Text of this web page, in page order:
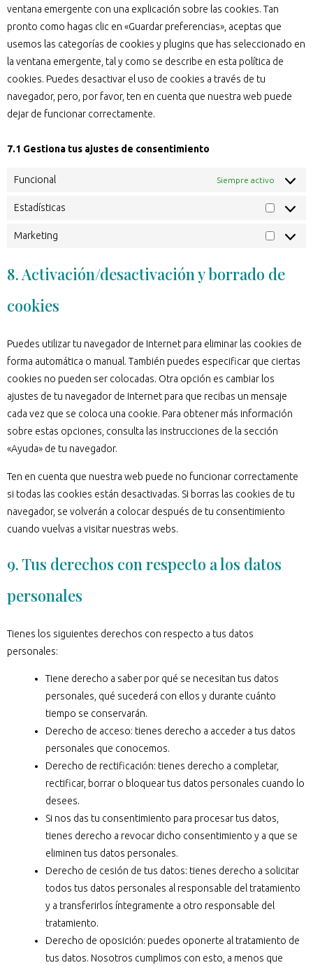
ventana emergente con una explicación sobre las cookies. Tan
pronto como hagas clic en «Guardar preferencias», aceptas que
usemos las categorías de cookies y plugins que has seleccionado en
la ventana emergente, tal y como se describe en esta política de
cookies. Puedes desactivar el uso de cookies a través de tu
navegador, pero, por favor, ten en cuenta que nuestra web puede
dejar de funcionar correctamente.
7.1 Gestiona tus ajustes de consentimiento
Funcional Siempre activo
Estadísticas
Marketing
8. Activación/desactivación y borrado de
cookies
Puedes utilizar tu navegador de Internet para eliminar las cookies de
forma automática o manual. También puedes especificar que ciertas
cookies no pueden ser colocadas. Otra opción es cambiar los
ajustes de tu navegador de Internet para que recibas un mensaje
cada vez que se coloca una cookie. Para obtener más información
sobre estas opciones, consulta las instrucciones de la sección
«Ayuda» de tu navegador.
Ten en cuenta que nuestra web puede no funcionar correctamente
si todas las cookies están desactivadas. Si borras las cookies de tu
navegador, se volverán a colocar después de tu consentimiento
cuando vuelvas a visitar nuestras webs.
9. Tus derechos con respecto a los datos
personales
Tienes los siguientes derechos con respecto a tus datos
personales:
Tiene derecho a saber por qué se necesitan tus datos
personales, qué sucederá con ellos y durante cuánto
tiempo se conservarán.
Derecho de acceso: tienes derecho a acceder a tus datos
personales que conocemos.
Derecho de rectificación: tienes derecho a completar,
rectificar, borrar o bloquear tus datos personales cuando lo
desees.
Si nos das tu consentimiento para procesar tus datos,
tienes derecho a revocar dicho consentimiento y a que se
eliminen tus datos personales.
Derecho de cesión de tus datos: tienes derecho a solicitar
todos tus datos personales al responsable del tratamiento
y a transferirlos íntegramente a otro responsable del
tratamiento.
Derecho de oposición: puedes oponerte al tratamiento de
tus datos. Nosotros cumplimos con esto, a menos que